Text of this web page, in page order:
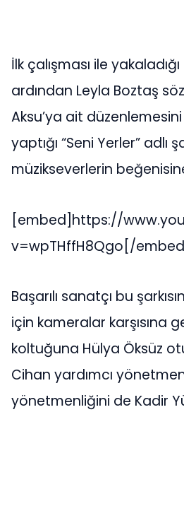
İlk çalışması ile yakaladığı
ardından Leyla Boztaş
Aksu’ya ait düzenlemesini
yaptığı “Seni Yerler” adlı
müzikseverlerin
[embed]https://
v=wpTHffH8Qgo[/
Başarılı sanatçı bu
için kameralar karşısına
koltuğuna Hülya Öksüz
Cihan yardımcı
yönetmenliğini de Kadir